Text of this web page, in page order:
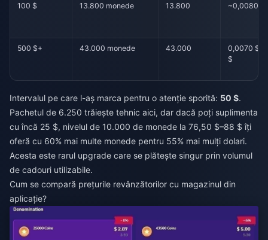
100 $ 13.800 monede 13.800 ~0,0080 $
500 $+ 43.000 monede 43.000
0,0070
$
Intervalul pe care l-aș marca pentru o atenție sporită: 50 $.
Pachetul de 6.250 trăiește tehnic aici, dar dacă poți suplimenta
cu încă 25 $, nivelul de 10.000 de monede la 76,50 $–88 $ îți
oferă cu 60% mai multe monede pentru 55% mai mulți dolari.
Acesta este rarul upgrade care se plătește singur prin volumul
de cadouri utilizabile.
Cum se compară prețurile revânzătorilor cu magazinul din
aplicație?